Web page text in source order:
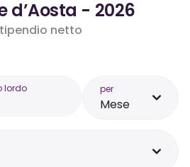
d’Aosta - 2026
netto
lordo per
Mese